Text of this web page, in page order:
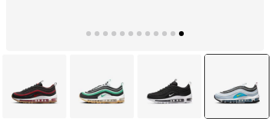
selected
أزرق أسود أسود أسود